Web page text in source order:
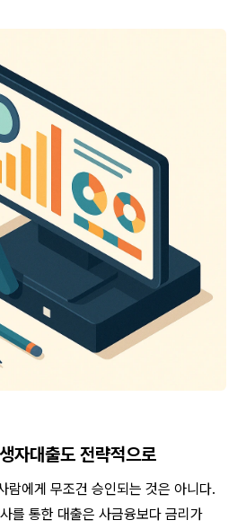
자대출도 전략적으로
람에게 무조건 승인되는 것은 아니다.
를 통한 대출은 사금융보다 금리가